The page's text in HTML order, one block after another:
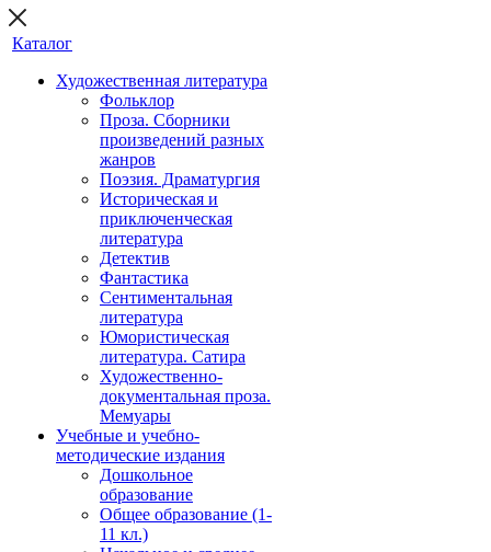
Каталог
Художественная литература
Фольклор
Проза. Сборники
произведений разных
жанров
Поэзия. Драматургия
Историческая и
приключенческая
литература
Детектив
Фантастика
Сентиментальная
литература
Юмористическая
литература. Сатира
Художественно-
документальная проза.
Мемуары
Учебные и учебно-
методические издания
Дошкольное
образование
Общее образование (1-
11 кл.)